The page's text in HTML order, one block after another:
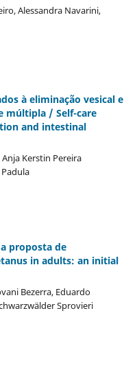
Alessandra Navarini,
à eliminação vesical e
múltipla / Self-care
and intestinal
Kerstin Pereira
proposta de
in adults: an initial
Bezerra, Eduardo
Sprovieri